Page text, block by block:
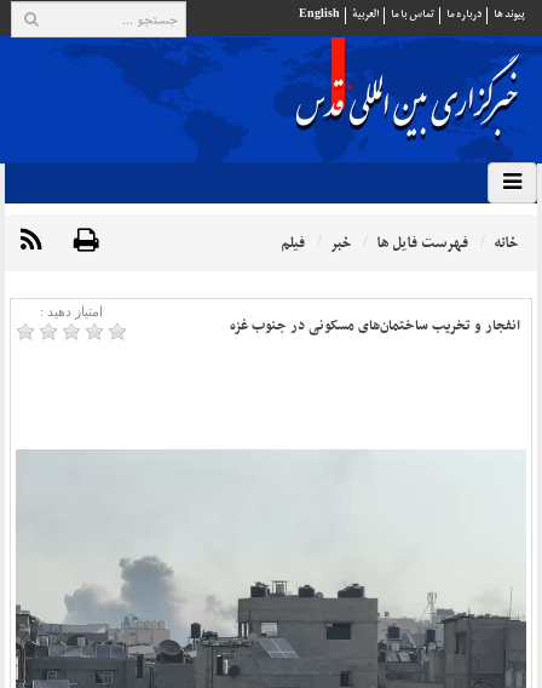
پيوند ها درباره ما تماس با ما العربية English
خانه فهرست فایل ها خبر فیلم
امتیاز دهید :
انفجار و تخریب ساختمان‌های مسکونی در جنوب غزه